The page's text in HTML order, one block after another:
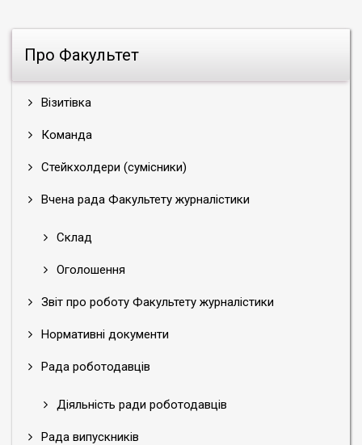
Про Факультет
Візитівка
Команда
Стейкхолдери (сумісники)
Вчена рада Факультету журналістики
Склад
Оголошення
Звіт про роботу Факультету журналістики
Нормативні документи
Рада роботодавців
Діяльність ради роботодавців
Рада випускників